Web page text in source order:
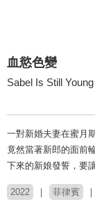
血慾色變
Sabel Is Still Young
一對新婚夫妻在蜜月
竟然當著新郎的面前
下來的新娘發誓，要
2022 菲律賓